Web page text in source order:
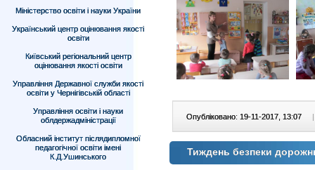
Міністерство освіти і науки України
Український центр оцінювання якості
освіти
Київський регіональний центр
оцінювання якості освіти
Управління Державної служби якості
освіти у Чернігівській області
Управління освіти і науки
облдержадміністрації
Обласний інститут післядипломної
педагогічної освіти імені
К.Д.Ушинського
Опубліковано: 19-11-2017, 13:07 |
Тиждень безпеки